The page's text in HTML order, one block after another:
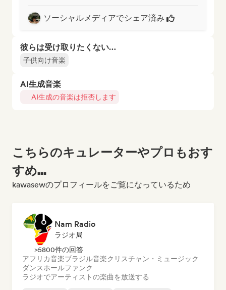
ソーシャルメディアでシェア済み
彼らは受け取りたくない…
子供向け音楽
AI生成音楽
AI生成の音楽は拒否します
こちらのキュレーターやプロもおす
すめ...
kawasewのプロフィールをご覧になっているため
Nam Radio
ラジオ局
>5800件の回答
アフリカ音楽ブラジル音楽クリスチャン・ミュージック
ダンスホールファンク
ラジオでアーティストの楽曲を放送する